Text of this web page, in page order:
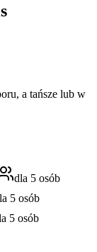
a tańsze lub w
dla 5 osób
5 osób
5 osób